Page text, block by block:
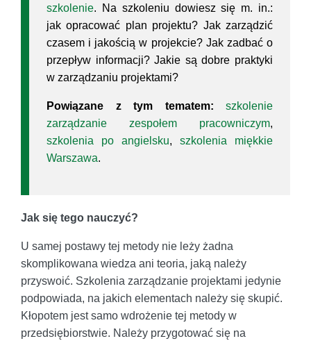
szkolenie. Na szkoleniu dowiesz się m. in.:
jak opracować plan projektu? Jak zarządzić
czasem i jakością w projekcie? Jak zadbać o
przepływ informacji? Jakie są dobre praktyki
w zarządzaniu projektami?
Powiązane z tym tematem:
szkolenie
zarządzanie zespołem pracowniczym,
szkolenia po angielsku, szkolenia miękkie
Warszawa.
Jak się tego nauczyć?
U samej postawy tej metody nie leży żadna
skomplikowana wiedza ani teoria, jaką należy
przyswoić. Szkolenia zarządzanie projektami jedynie
podpowiada, na jakich elementach należy się skupić.
Kłopotem jest samo wdrożenie tej metody w
przedsiębiorstwie. Należy przygotować się na